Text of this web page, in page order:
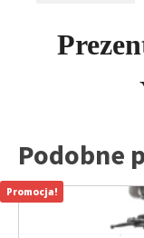
Podobne
Promocja!